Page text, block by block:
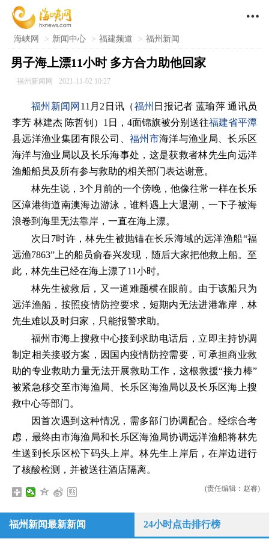

海峡网 > 新闻中心 > 福建频道 > 福州新闻
男子海上漂11小时 多方合力助他回家
福州新闻网 2021-11-02 10:27
福州新闻网 11月2日讯（福州 日报记者 蓝瑜萍 通讯员
李芳 林建杰 陈哲钊）1日，4面锦旗被分别送往福建省平潭
县远洋渔业集团有限公司、 福州市海洋与渔业局、长乐区
海洋与渔业局以及长乐海事处，这是获救者林先生向远洋
渔船船员及所有参与救助的相关部门表达谢意。
林先生说，3个月前的一个傍晚，他像往常一样在长乐
区漳港街道南澳海边游泳，谁料遇上大退潮，一下子被海
浪卷到海里无法靠岸，一直在海上漂。
次日7时许，林先生被抛锚在长乐海域的远洋渔船“福
远渔7863”上的船员俞春兴发现，随后大家把他救上船。至
此，林先生已经在海上漂了11小时。
林先生被救后，又一道难题横在眼前。由于该船只为
远洋渔船，按照疫情防控要求，短期内无法进港靠岸，林
先生难以及时归家，只能报警求助。
福州市海上搜救中心接到求助电话后，立即主持协调
制定相关接驳方案，因国内疫情防控需要，可承担商业救
助的专业救助力量无法开展救助工作，这根救援“接力棒”
被紧急移交至市海渔局、长乐区海渔局以及长乐区海上搜
救中心等部门。
因首次遇到这种情况，需多部门协调配合。经综合考
虑，最终由市海渔局和长乐区海渔局协调远洋渔船将林先
生送到长乐区松下码头上岸。林先生上岸后，在岸边进行
了核酸检测，并被送往酒店隔离。
(责任编辑：赵睿)
福州新闻最新新闻 24小时点击排行榜